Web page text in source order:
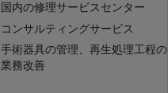
国内の修理サービスセンター
コンサルティングサービス
手術器具の管理、再生処理工程の
業務改善